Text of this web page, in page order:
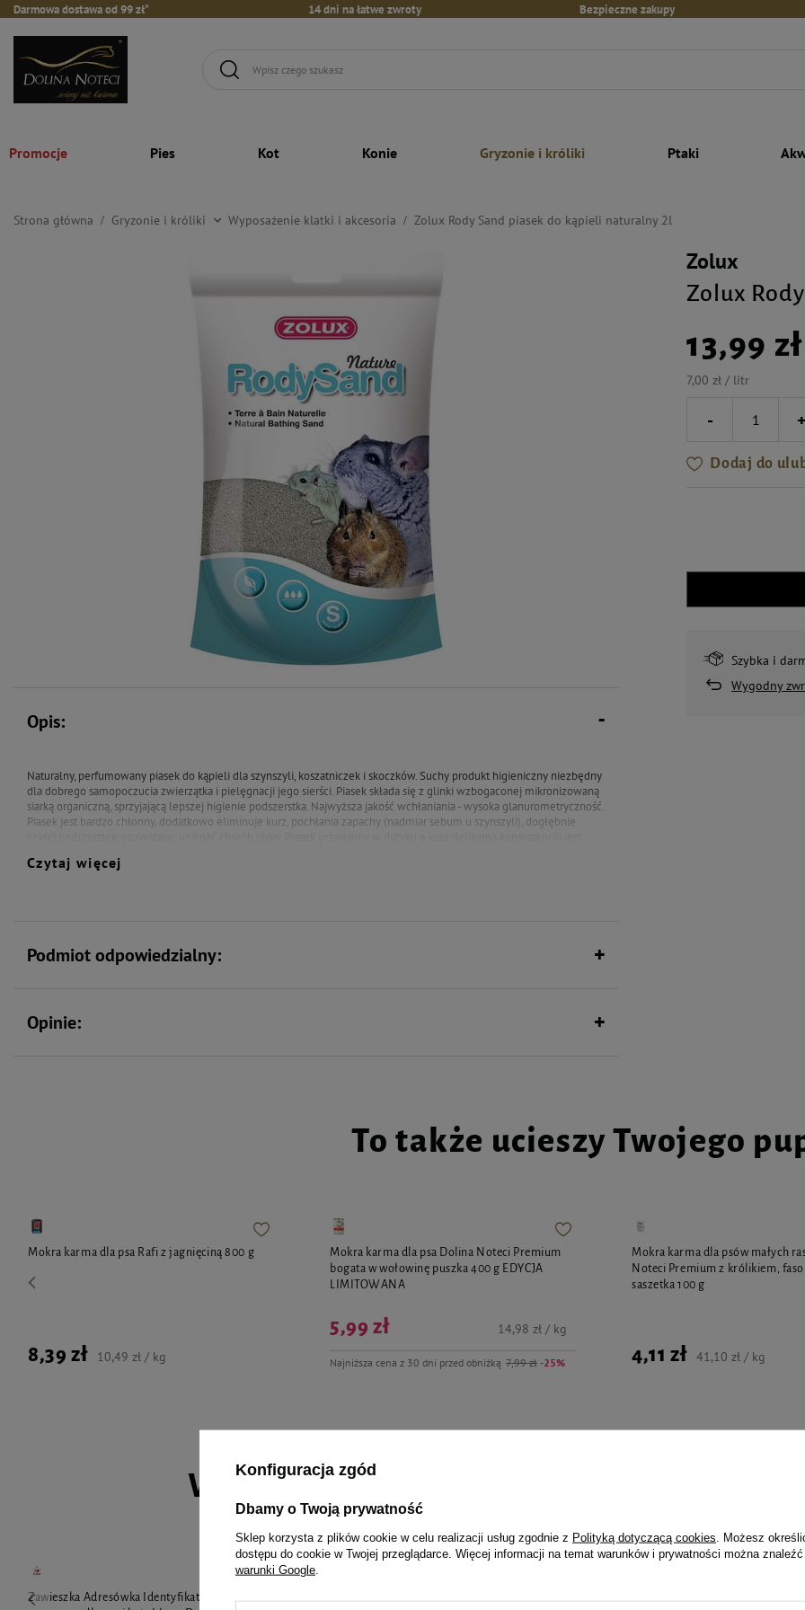
Darmowa dostawa od 99 zł* 14 dni na łatwe zwroty Bezpieczne zakupy
Promocje Pies Kot Konie Gryzonie i króliki Ptaki
Strona główna Gryzonie i króliki Wyposażenie klatki i akcesoria Zolux Rody Sand piasek do kąpieli naturalny 2l
Zolux
Zolux
13,99 zł
7,00 zł / litr
-
Dodaj do
Szybka i
Wygodny
Opis:
Naturalny, perfumowany piasek do kąpieli dla szynszyli, koszatniczek i skoczków. Suchy produkt higieniczny niezbędny
dla dobrego samopoczucia zwierzątka i pielęgnacji jego sierści. Piasek składa się z glinki wzbogaconej mikronizowaną
siarką organiczną, sprzyjającą lepszej higienie podszerstka. Najwyższa jakość wchłaniania - wysoka glanurometryczność.
Piasek jest bardzo chłonny, dodatkowo eliminuje kurz, pochłania zapachy (nadmiar sebum u szynszyli), dogłębnie
Czytaj więcej
Podmiot odpowiedzialny:
Opinie:
To także ucieszy Twojego
Mokra karma dla psa Rafi z jagnięciną 800 g
8,39 zł 10,49 zł / kg
Mokra karma dla psa Dolina Noteci Premium
bogata w wołowinę puszka 400 g EDYCJA
LIMITOWANA
Najniższa cena z 30 dni przed obniżką 7,99 zł -25%
5,99 zł 14,98 zł / kg
Mokra karma dla psów małych
Noteci Premium z królikiem,
saszetka 100 g
4,11 zł 41,10 zł / kg
Wybrane specjalnie dla Ciebie i
Zawieszka Adresówka Identyfikator z
Konfiguracja zgód
Dbamy o Twoją prywatność
Sklep korzysta z plików cookie w celu realizacji usług zgodnie z Polityką dotyczącą cookies . Możesz
dostępu do cookie w Twojej przeglądarce. Więcej informacji na temat warunków i prywatności można
warunki Google